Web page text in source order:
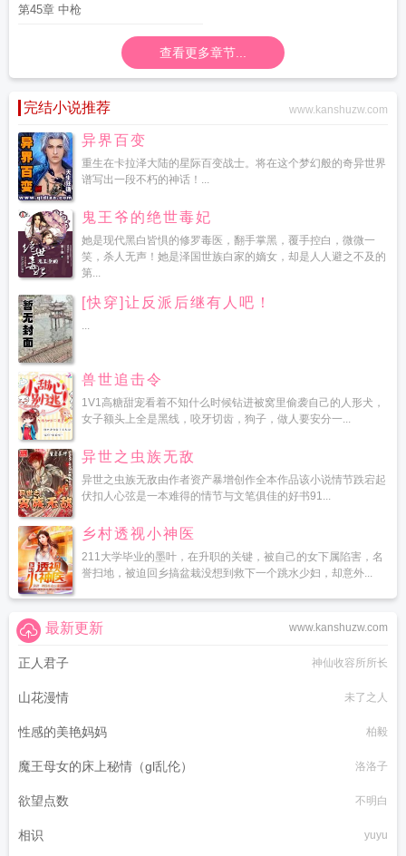
第45章 中枪
查看更多章节...
完结小说推荐 www.kanshuzw.com
异界百变
重生在卡拉泽大陆的星际百变战士。将在这个梦幻般的奇异世界
谱写出一段不朽的神话！...
鬼王爷的绝世毒妃
她是现代黑白皆惧的修罗毒医，翻手掌黑，覆手控白，微微一
笑，杀人无声！她是泽国世族白家的嫡女，却是人人避之不及的
第...
[快穿]让反派后继有人吧！
...
兽世追击令
1V1高糖甜宠看着不知什么时候钻进被窝里偷袭自己的人形犬，
女子额头上全是黑线，咬牙切齿，狗子，做人要安分一...
异世之虫族无敌
异世之虫族无敌由作者资产暴增创作全本作品该小说情节跌宕起
伏扣人心弦是一本难得的情节与文笔俱佳的好书91...
乡村透视小神医
211大学毕业的墨叶，在升职的关键，被自己的女下属陷害，名
誉扫地，被迫回乡搞盆栽没想到救下一个跳水少妇，却意外...
www.kanshuzw.com
最新更新
正人君子 神仙收容所所长
山花漫情 未了之人
性感的美艳妈妈 柏毅
魔王母女的床上秘情（gl乱伦） 洛洛子
欲望点数 不明白
相识 yuyu